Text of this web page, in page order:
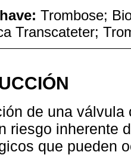
Trombose;
Transcateter;
de una
riesgo inherente
que pueden